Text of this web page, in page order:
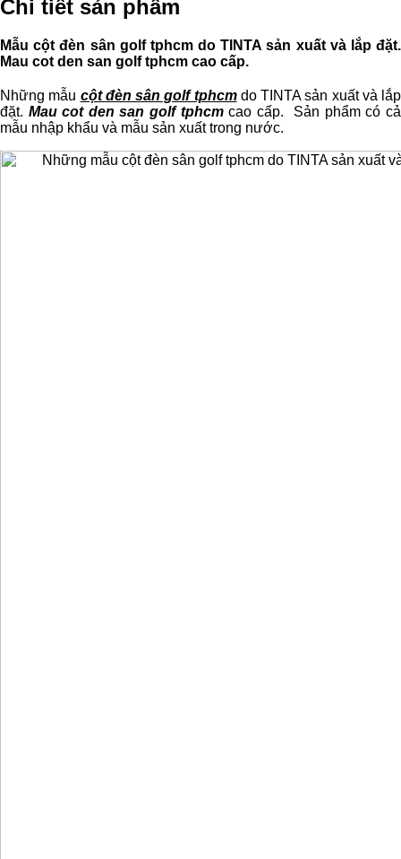
Chi tiết sản phẩm
Mẫu cột đèn sân golf tphcm do TINTA sản xuất và lắp đặt.
Mau cot den san golf tphcm cao cấp.
Những mẫu cột đèn sân golf tphcmdo TINTA sản xuất và lắp
đặt. Mau cot den san golf tphcmcao cấp. Sản phẩm có cả
mẫu nhập khẩu và mẫu sản xuất trong nước.